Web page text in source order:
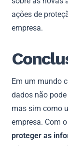
ações de
empresa.
Em um mundo
dados não
mas sim como
empresa. Com
proteger as